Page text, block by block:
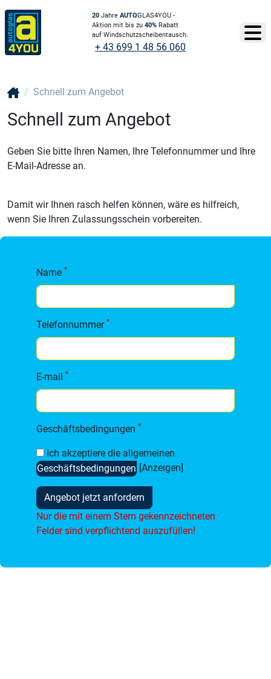
20 Jahre AUTOGLAS4YOU -
Aktion mit bis zu 40% Rabatt
auf Windschutzscheibentausch.
+ 43 699 1 48 56 060
Schnell zum Angebot
Schnell zum Angebot
Geben Sie bitte Ihren Namen, Ihre Telefonnummer und Ihre
E-Mail-Adresse an.
Damit wir Ihnen rasch helfen können, wäre es hilfreich,
wenn Sie Ihren Zulassungsschein vorbereiten.
Name *
Telefonnummer *
E-mail *
Geschäftsbedingungen *
Ich akzeptiere die allgemeinen
Geschäftsbedingungen [Anzeigen]
Angebot jetzt anfordern
Nur die mit einem Stern gekennzeichneten
Felder sind verpflichtend auszufüllen!